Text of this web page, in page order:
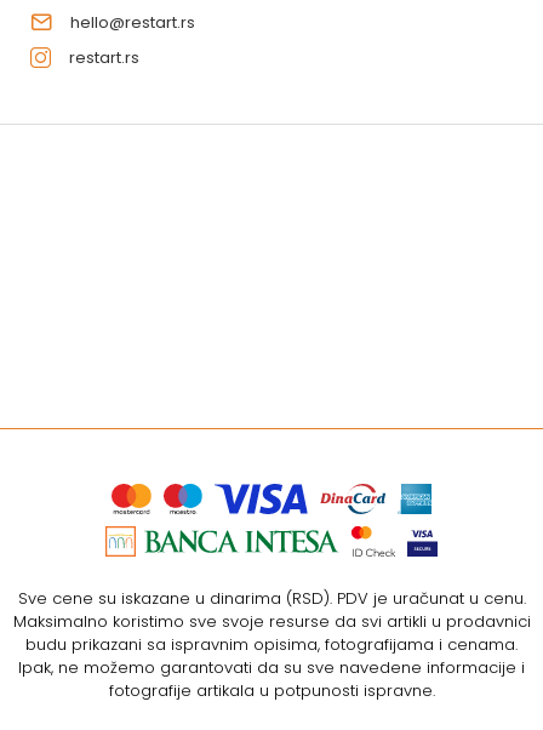
hello@restart.rs
restart.rs
Sve cene su iskazane u dinarima (RSD). PDV je uračunat u cenu.
Maksimalno koristimo sve svoje resurse da svi artikli u prodavnici
budu prikazani sa ispravnim opisima, fotografijama i cenama.
Ipak, ne možemo garantovati da su sve navedene informacije i
fotografije artikala u potpunosti ispravne.